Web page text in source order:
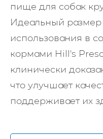
пище для собак
Идеальный
использования в
кормами Hill's
клинически
что улучшает
поддерживает их